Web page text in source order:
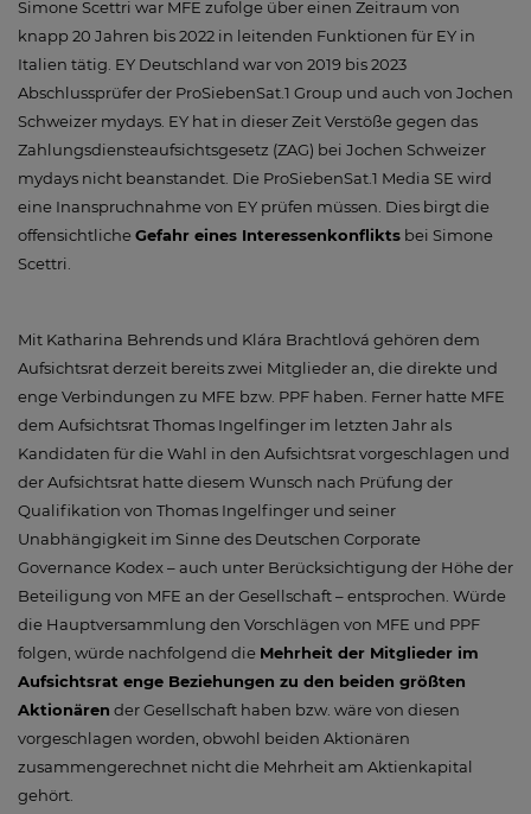
Simone Scettri war MFE zufolge über einen Zeitraum von
knapp 20 Jahren bis 2022 in leitenden Funktionen für EY in
Italien tätig. EY Deutschland war von 2019 bis 2023
Abschlussprüfer der ProSiebenSat.1 Group und auch von Jochen
Schweizer mydays. EY hat in dieser Zeit Verstöße gegen das
Zahlungsdiensteaufsichtsgesetz (ZAG) bei Jochen Schweizer
mydays nicht beanstandet. Die ProSiebenSat.1 Media SE wird
eine Inanspruchnahme von EY prüfen müssen. Dies birgt die
offensichtlicheGefahr eines Interessenkonflikts bei Simone
Scettri.
Mit Katharina Behrends und Klára Brachtlová gehören dem
Aufsichtsrat derzeit bereits zwei Mitglieder an, die direkte und
enge Verbindungen zu MFE bzw. PPF haben. Ferner hatte MFE
dem Aufsichtsrat Thomas Ingelfinger im letzten Jahr als
Kandidaten für die Wahl in den Aufsichtsrat vorgeschlagen und
der Aufsichtsrat hatte diesem Wunsch nach Prüfung der
Qualifikation von Thomas Ingelfinger und seiner
Unabhängigkeit im Sinne des Deutschen Corporate
Governance Kodex – auch unter Berücksichtigung der Höhe der
Beteiligung von MFE an der Gesellschaft – entsprochen. Würde
die Hauptversammlung den Vorschlägen von MFE und PPF
folgen, würde nachfolgend die Mehrheit der Mitglieder im
Aufsichtsrat enge Beziehungen zu den beiden größten
Aktionären der Gesellschaft haben bzw. wäre von diesen
vorgeschlagen worden, obwohl beiden Aktionären
zusammengerechnet nicht die Mehrheit am Aktienkapital
gehört.